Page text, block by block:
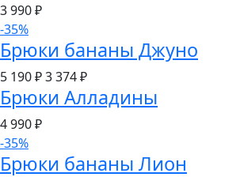
3 990₽
-35%
Брюки бананы Джуно
5 190 ₽3 374₽
Брюки Алладины
4 990₽
-35%
Брюки бананы Лион